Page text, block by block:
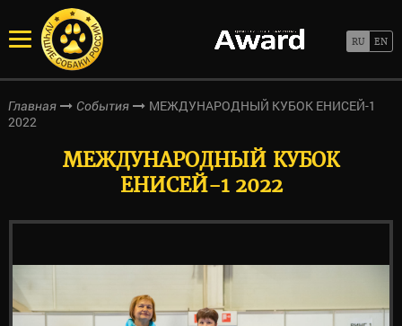
Главная События
МЕЖДУНАРОДНЫЙ КУБОК ЕНИСЕЙ-1
2022
МЕЖДУНАРОДНЫЙ КУБОК
ЕНИСЕЙ-1 2022